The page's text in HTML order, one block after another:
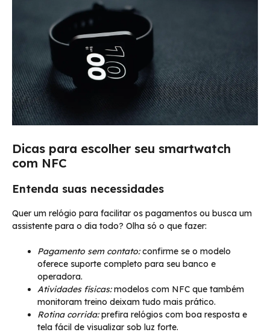
Dicas para escolher seu smartwatch
com NFC
Entenda suas necessidades
Quer um relógio para facilitar os pagamentos ou busca um
assistente para o dia todo? Olha só o que fazer:
Pagamento sem contato:confirme se o modelo
oferece suporte completo para seu banco e
operadora.
Atividades físicas:modelos com NFC que também
monitoram treino deixam tudo mais prático.
Rotina corrida:prefira relógios com boa resposta e
tela fácil de visualizar sob luz forte.